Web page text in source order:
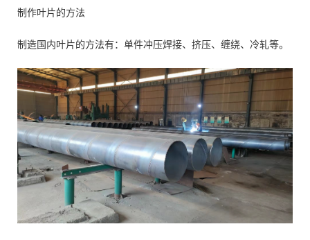
制作叶片的方法
制造国内叶片的方法有：单件冲压焊接、挤压、缠绕、冷轧等。